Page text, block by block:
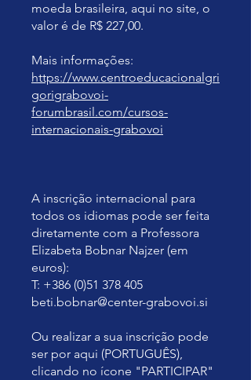
moeda brasileira, aqui no site, o
valor é de R$ 227,00.
Mais informações:
https://www.centroeducacionalgri
gorigrabovoi-
forumbrasil.com/cursos-
internacionais-grabovoi
A inscrição internacional para
todos os idiomas pode ser feita
diretamente com a Professora
Elizabeta Bobnar Najzer (em
euros):
T: +386 (0)51 378 405
beti.bobnar@center-grabovoi.si
Ou realizar a sua inscrição pode
ser por aqui (PORTUGUÊS),
clicando no ícone "PARTICIPAR"